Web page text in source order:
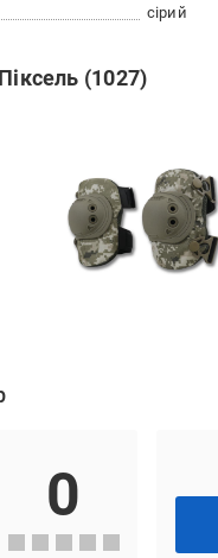
сірий
(1027)
0